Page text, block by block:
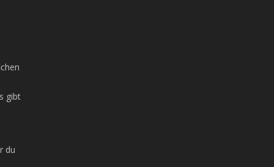
gibt
du